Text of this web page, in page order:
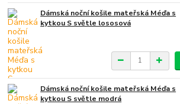
Dámská noční košile mateřská Méďa s
kytkou S světle lososová
Dámská noční košile mateřská Méďa s
kytkou S světle modrá